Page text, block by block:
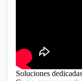
Soluciones